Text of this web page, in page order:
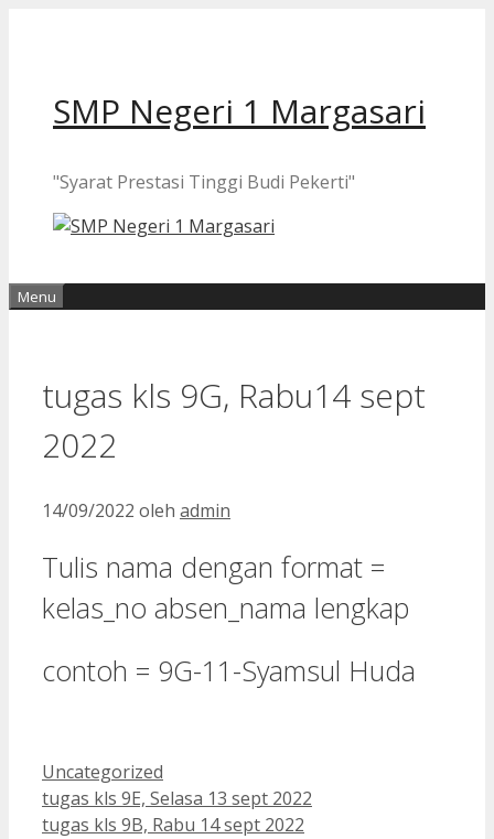
SMP Negeri 1 Margasari
"Syarat Prestasi Tinggi Budi Pekerti"
Menu
tugas kls 9G, Rabu14 sept
2022
14/09/2022 oleh admin
Tulis nama dengan format =
kelas_no absen_nama lengkap
contoh = 9G-11-Syamsul Huda
Kategori
Uncategorized
tugas kls 9E, Selasa 13 sept 2022
tugas kls 9B, Rabu 14 sept 2022